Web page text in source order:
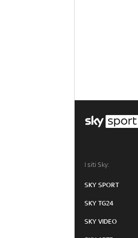
I siti Sky:
SKY SPORT
SKY TG24
SKY VIDEO